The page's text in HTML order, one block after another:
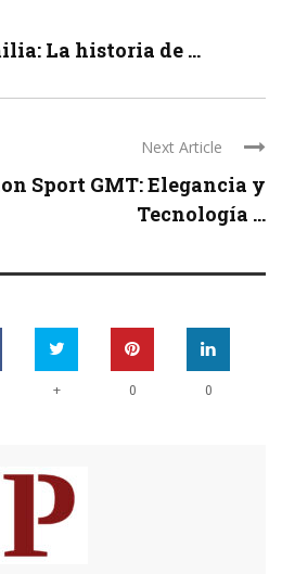
La historia de ...
Next Article
Sport GMT: Elegancia y
Tecnología ...
+ 0 0